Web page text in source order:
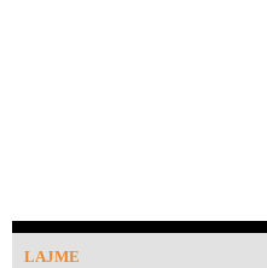
LAJME